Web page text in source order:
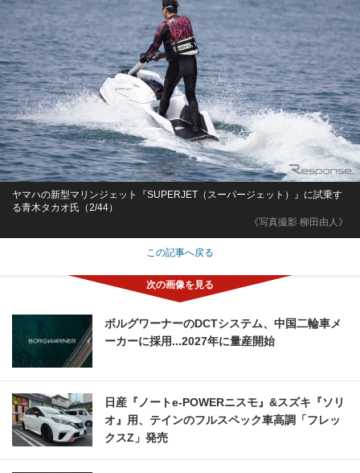
《写真撮影 柳田由人》
ヤマハの新型マリンジェット『SUPERJET（スーパージェット）』に試乗す
る青木タカオ氏（2/44）
この記事へ戻る
ボルグワーナーのDCTシステム、中国二輪車メ
ーカーに採用...2027年に量産開始
日産『ノートe-POWERニスモ』&スズキ『ソリ
オ』用、テインのフルスペック車高調「フレッ
クスZ」発売